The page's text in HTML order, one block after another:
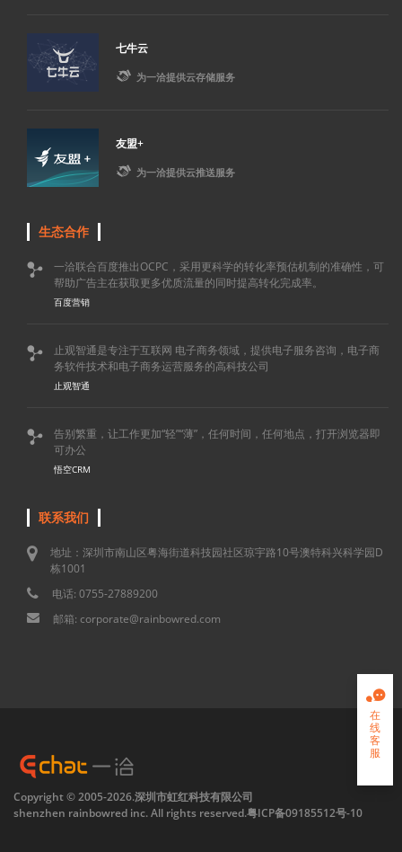
七牛云
 为一洽提供云存储服务
友盟+
 为一洽提供云推送服务
生态合作

一洽联合百度推出OCPC，采用更科学的转化率预估机制的准确性，可
帮助广告主在获取更多优质流量的同时提高转化完成率。
百度营销

止观智通是专注于互联网 电子商务领域，提供电子服务咨询，电子商
务软件技术和电子商务运营服务的高科技公司
止观智通

告别繁重，让工作更加“轻”“薄”，任何时间，任何地点，打开浏览器即
可办公
悟空CRM
联系我们
地址：深圳市南山区粤海街道科技园社区琼宇路10号澳特科兴科学园D
栋1001
电话: 0755-27889200
邮箱: corporate@rainbowred.com

在
线
客
服
Copyright © 2005-2026.深圳市虹红科技有限公司
shenzhen rainbowred inc. All rights reserved.粤ICP备09185512号-10